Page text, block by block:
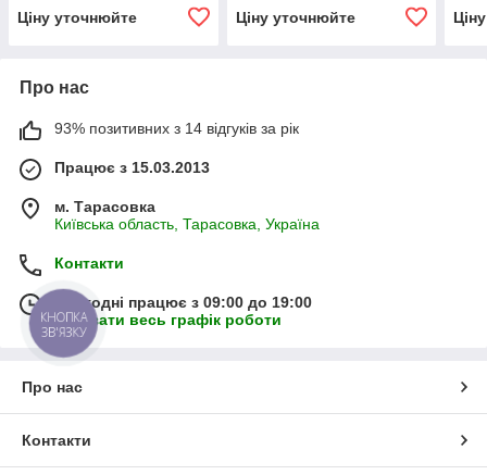
Ціну уточнюйте
Ціну уточнюйте
Про нас
93% позитивних з 14 відгуків за рік
Працює з 15.03.2013
м. Тарасовка
Київська область, Тарасовка, Україна
Контакти
Сьогодні працює з 09:00 до 19:00
Показати весь графік роботи
Про нас
Контакти
КНОПКА
ЗВ'ЯЗКУ